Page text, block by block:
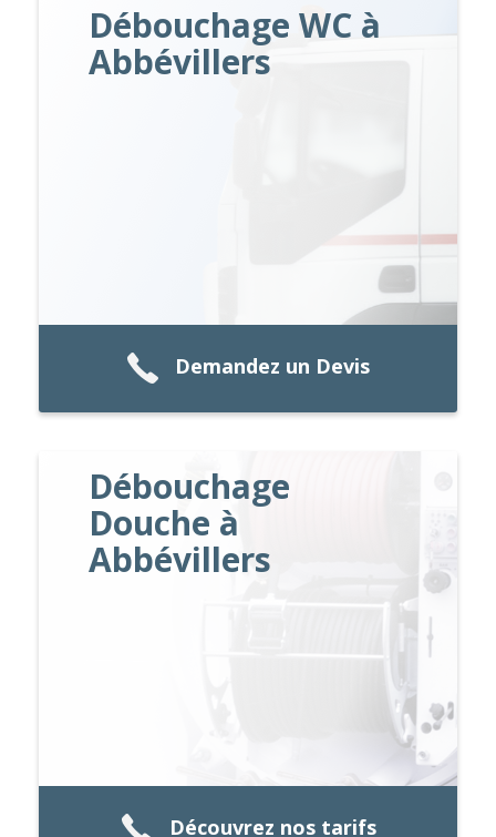
Débouchage WC à
Abbévillers
Demandez un Devis
Débouchage
Douche à
Abbévillers
Découvrez nos tarifs